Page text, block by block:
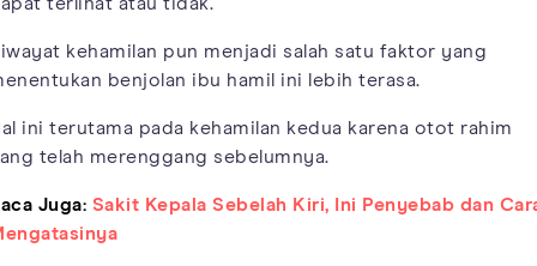
kehamilan pun menjadi salah satu faktor yang
benjolan ibu hamil ini lebih terasa.
ini terutama pada kehamilan kedua karena otot rahim
telah merenggang sebelumnya.
Juga: Sakit Kepala Sebelah Kiri, Ini Penyebab dan